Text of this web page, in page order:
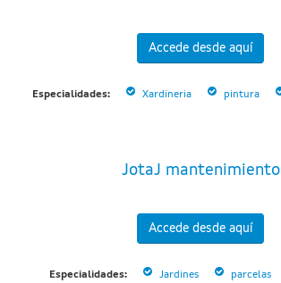
Accede desde aquí
Especialidades: Xardineria pintura
JotaJ mantenimiento
Accede desde aquí
Especialidades: Jardines parcelas